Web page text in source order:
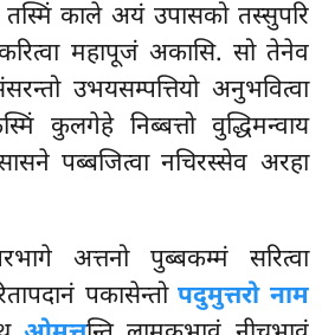
तस्मिं काले अयं उपासको तस्सुपरि
महापूजं अकासि. सो तेनेव
उभयसम्पत्तियो अनुभवित्वा
कुलगेहे निब्बत्तो वुद्धिमन्वाय
पब्बजित्वा नचिरस्सेव अरहा
अत्तनो पुब्बकम्मं सरित्वा
पकासेन्तोपदुमुत्तरो नाम